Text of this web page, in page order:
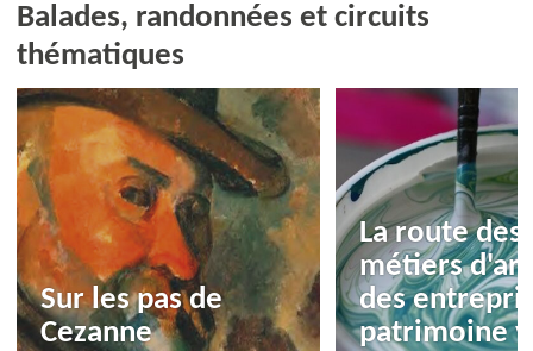
Balades, randonnées et circuits
thématiques
Sur les pas de
Cezanne
La route des
métiers
des
patrimoine